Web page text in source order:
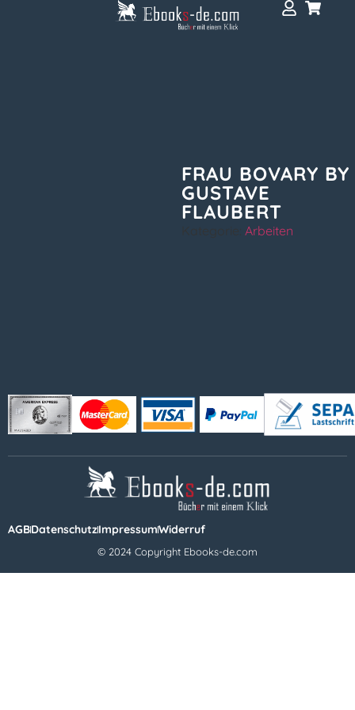
FRAU BOVARY BY
GUSTAVE
FLAUBERT
Kategorie:Arbeiten
AGBDatenschutzImpressumWiderruf
© 2024 Copyright Ebooks-de.com